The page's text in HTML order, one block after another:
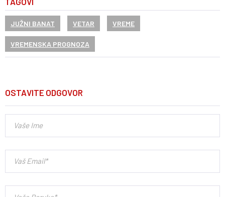
JUŽNI BANAT VETAR VREME
VREMENSKA PROGNOZA
OSTAVITE ODGOVOR